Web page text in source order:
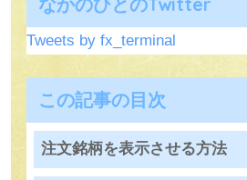
Tweets by fx_terminal
この記事の目次
注文銘柄を表示させる方法